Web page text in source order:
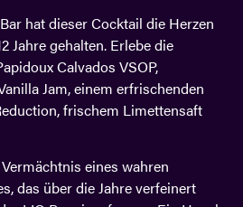
hat dieser Cocktail die Herzen
Jahre gehalten. Erlebe die
Calvados VSOP,
Jam, einem erfrischenden
frischem Limettensaft
eines wahren
das über die Jahre verfeinert